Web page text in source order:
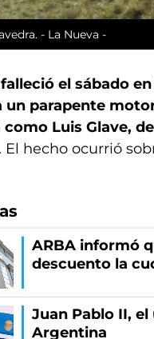
- La Nueva -
el sábado
un parapente
Luis Glave,
El hecho ocurrió
ARBA informó
descuento la
Juan Pablo II,
Argentina